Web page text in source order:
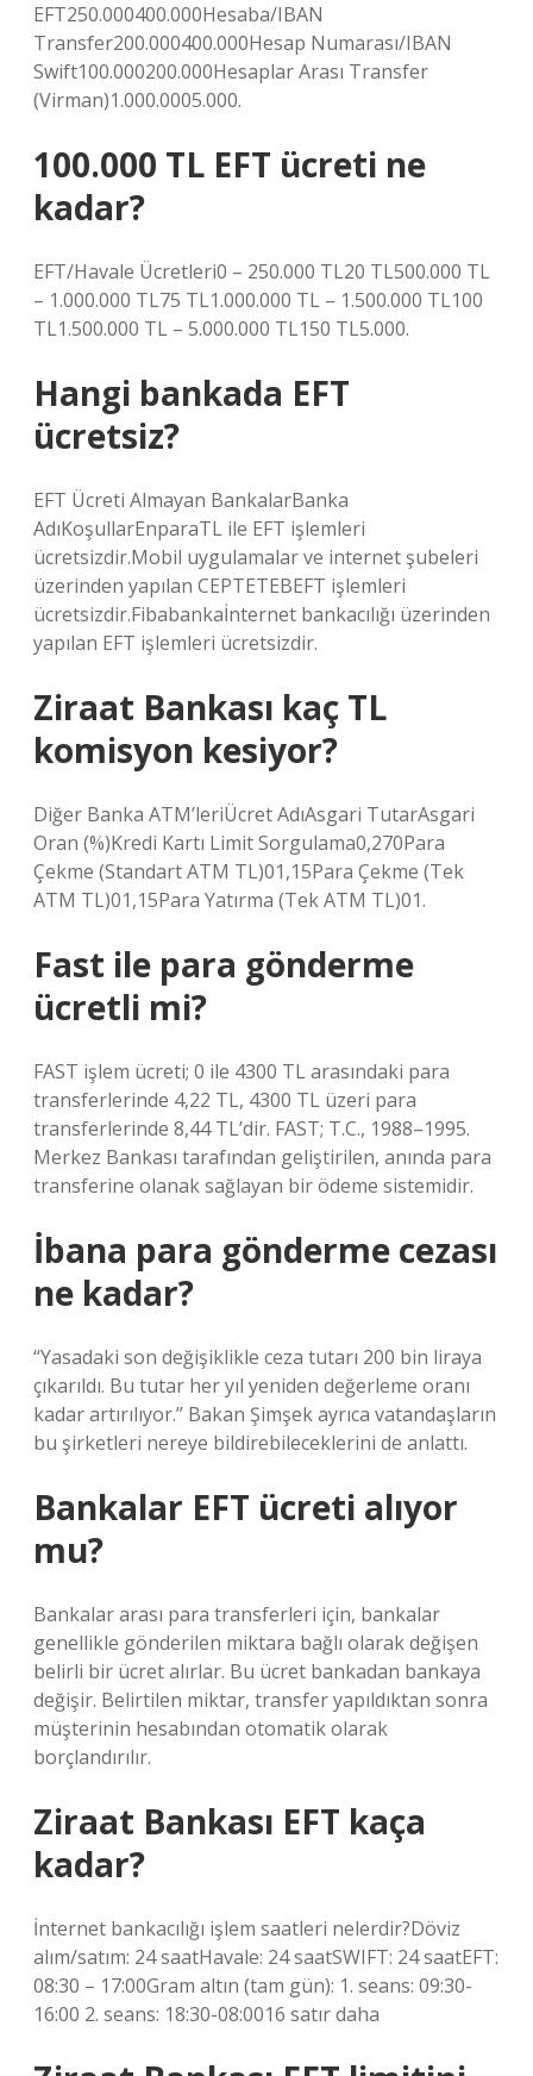
EFT250.000400.000Hesaba/IBAN
Transfer200.000400.000Hesap Numarası/IBAN
Swift100.000200.000Hesaplar Arası Transfer
(Virman)1.000.0005.000.
100.000 TL EFT ücreti ne
kadar?
EFT/Havale Ücretleri0 – 250.000 TL20 TL500.000 TL
– 1.000.000 TL75 TL1.000.000 TL – 1.500.000 TL100
TL1.500.000 TL – 5.000.000 TL150 TL5.000.
Hangi bankada EFT
ücretsiz?
EFT Ücreti Almayan BankalarBanka
AdıKoşullarEnparaTL ile EFT işlemleri
ücretsizdir.Mobil uygulamalar ve internet şubeleri
üzerinden yapılan CEPTETEBEFT işlemleri
ücretsizdir.Fibabankaİnternet bankacılığı üzerinden
yapılan EFT işlemleri ücretsizdir.
Ziraat Bankası kaç TL
komisyon kesiyor?
Diğer Banka ATM’leriÜcret AdıAsgari TutarAsgari
Oran (%)Kredi Kartı Limit Sorgulama0,270Para
Çekme (Standart ATM TL)01,15Para Çekme (Tek
ATM TL)01,15Para Yatırma (Tek ATM TL)01.
Fast ile para gönderme
ücretli mi?
FAST işlem ücreti; 0 ile 4300 TL arasındaki para
transferlerinde 4,22 TL, 4300 TL üzeri para
transferlerinde 8,44 TL’dir. FAST; T.C., 1988–1995.
Merkez Bankası tarafından geliştirilen, anında para
transferine olanak sağlayan bir ödeme sistemidir.
İbana para gönderme cezası
ne kadar?
“Yasadaki son değişiklikle ceza tutarı 200 bin liraya
çıkarıldı. Bu tutar her yıl yeniden değerleme oranı
kadar artırılıyor.” Bakan Şimşek ayrıca vatandaşların
bu şirketleri nereye bildirebileceklerini de anlattı.
Bankalar EFT ücreti alıyor
mu?
Bankalar arası para transferleri için, bankalar
genellikle gönderilen miktara bağlı olarak değişen
belirli bir ücret alırlar. Bu ücret bankadan bankaya
değişir. Belirtilen miktar, transfer yapıldıktan sonra
müşterinin hesabından otomatik olarak
borçlandırılır.
Ziraat Bankası EFT kaça
kadar?
İnternet bankacılığı işlem saatleri nelerdir?Döviz
alım/satım: 24 saatHavale: 24 saatSWIFT: 24 saatEFT:
08:30 – 17:00Gram altın (tam gün): 1. seans: 09:30-
16:00 2. seans: 18:30-08:0016 satır daha